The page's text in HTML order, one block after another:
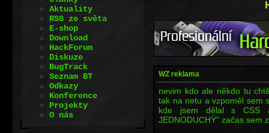
WZ reklama
nevim kdo ale někdo tu
tak na netu a vzpoměl sem
kde jsem dělal s CSS
JEDNODUCHÝ" začas sem
Aktuality
RSS ze světa
E-shop
Download
HackForum
Diskuze
BugTrack
Seznam BT
Odkazy
Konference
Projekty
O nás